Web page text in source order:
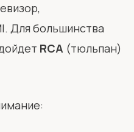
Для большинства
RCA (тюльпан)